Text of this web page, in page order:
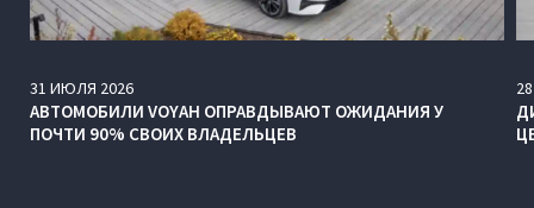
31 ИЮЛЯ 2026
АВТОМОБИЛИ VOYAH ОПРАВДЫВАЮТ ОЖИДАНИЯ У
ПОЧТИ 90% СВОИХ ВЛАДЕЛЬЦЕВ
28